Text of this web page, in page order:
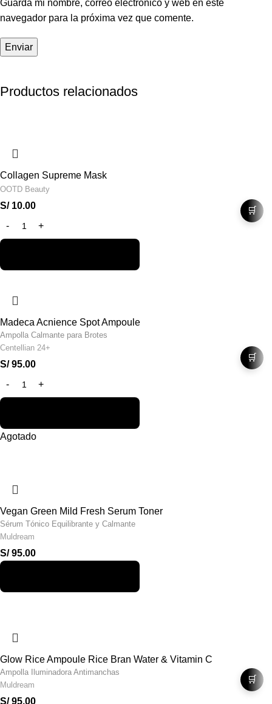
Guarda mi nombre, correo electrónico y web en este
navegador para la próxima vez que comente.
Productos relacionados
Collagen Supreme Mask
OOTD Beauty
S/10.00 🛒
Madeca Acnience Spot Ampoule
Ampolla Calmante para Brotes
Centellian 24+
S/95.00
🛒
Agotado
Vegan Green Mild Fresh Serum Toner
Sérum Tónico Equilibrante y Calmante
Muldream
S/95.00
Glow Rice Ampoule Rice Bran Water & Vitamin C
Ampolla Iluminadora Antimanchas
Muldream
S/95.00
🛒